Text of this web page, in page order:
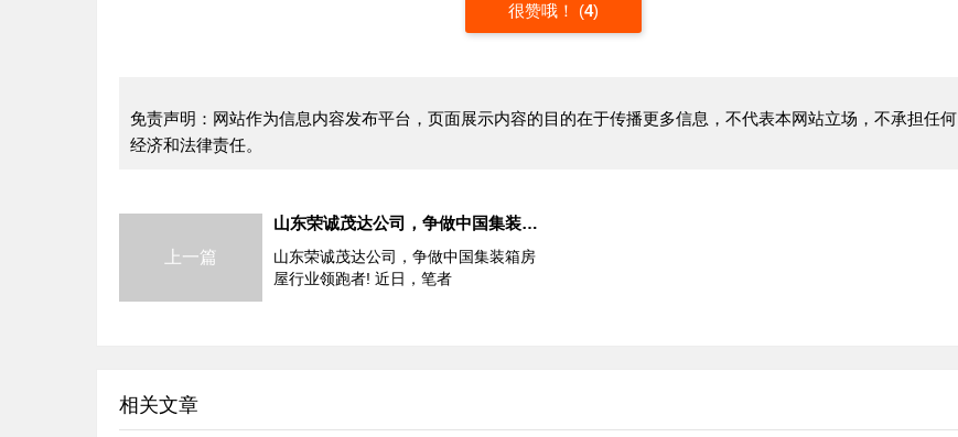
很赞哦！ (4)
免责声明：网站作为信息内容发布平台，页面展示内容的目的在于传播更多信息，不代表本网站立场，不承担任何
经济和法律责任。
上一篇
山东荣诚茂达公司，争做中国集装箱房屋行业领跑者!
山东荣诚茂达公司，争做中国集装箱房
屋行业领跑者! 近日，笔者
相关文章